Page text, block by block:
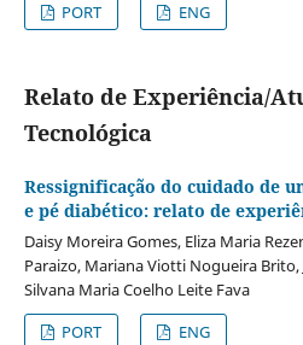
PORT
ENG
Relato de Experiência/
Tecnológica
Ressignificação do cuidado de
e pé diabético: relato de
Daisy Moreira Gomes, Eliza Maria
Paraizo, Mariana Viotti Nogueira Brito,
Silvana Maria Coelho Leite Fava
PORT
ENG